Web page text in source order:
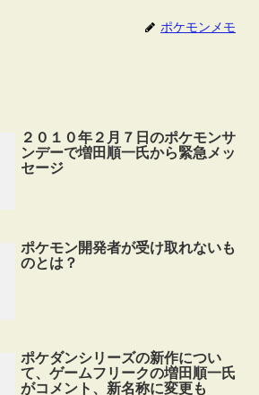
ポケモンメモ
２０１０年２月７日のポケモンサ
ンデーで増田順一氏から緊急メッ
セージ
ポケモン開発者が受け取れないも
のとは？
ポケダンシリーズの新作につい
て、ゲームフリークの増田順一氏
がコメント、新名称に変更も